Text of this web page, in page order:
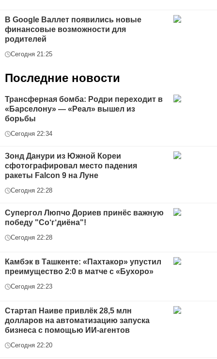
В Google Валлет появились новые
финансовые возможности для
родителей
Сегодня 21:25
Последние новости
Трансферная бомба: Родри переходит в
«Барселону» — «Реал» вышел из
борьбы
Сегодня 22:34
Зонд Данури из Южной Кореи
сфотографировал место падения
ракеты Falcon 9 на Луне
Сегодня 22:28
Супергол Люпчо Дориев принёс важную
победу "Со‘г‘диёна"!
Сегодня 22:28
Камбэк в Ташкенте: «Пахтакор» упустил
преимущество 2:0 в матче с «Бухоро»
Сегодня 22:23
Стартап Наиве привлёк 28,5 млн
долларов на автоматизацию запуска
бизнеса с помощью ИИ-агентов
Сегодня 22:20